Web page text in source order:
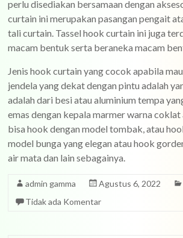
perlu disediakan bersamaan dengan
curtain ini merupakan pasangan pengait
tali curtain. Tassel hook curtain ini juga
macam bentuk serta beraneka macam
Jenis hook curtain yang cocok apabila
jendela yang dekat dengan pintu adalah
adalah dari besi atau aluminium tempa
emas dengan kepala marmer warna coklat
bisa hook dengan model tombak, atau
model bunga yang elegan atau hook
air mata dan lain sebagainya.
admin gamma Agustus 6, 2022
Tidak ada Komentar